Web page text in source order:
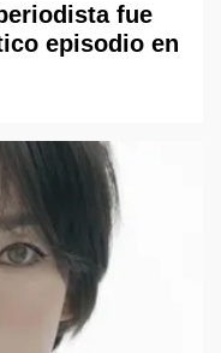
fue
episodio en